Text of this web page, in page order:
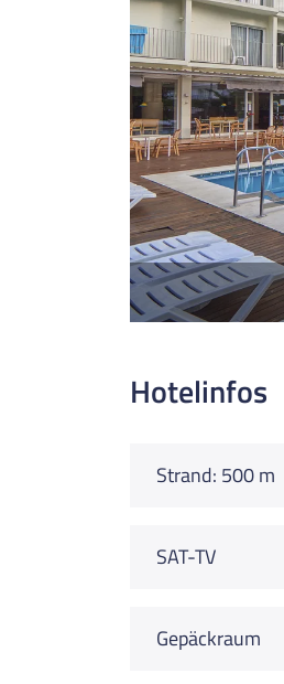
Hotelinfos
Strand: 500 m
SAT-TV
Gepäckraum